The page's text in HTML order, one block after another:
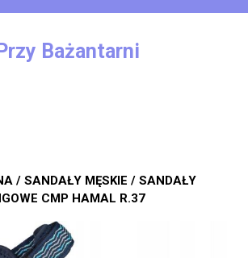
Przy Bażantarni
/ SANDAŁY MĘSKIE / SANDAŁY
CMP HAMAL R.37